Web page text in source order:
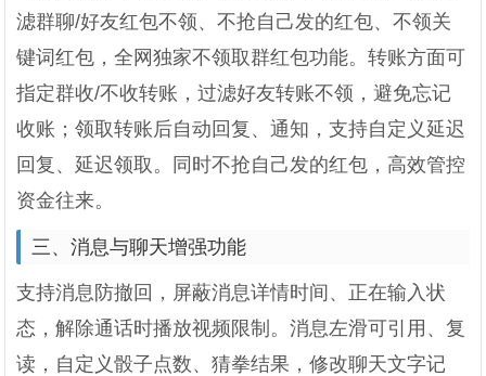
滤群聊/好友红包不领、不抢自己发的红包、不领关
键词红包，全网独家不领取群红包功能。转账方面可
指定群收/不收转账，过滤好友转账不领，避免忘记
收账；领取转账后自动回复、通知，支持自定义延迟
回复、延迟领取。同时不抢自己发的红包，高效管控
资金往来。
三、消息与聊天增强功能
支持消息防撤回，屏蔽消息详情时间、正在输入状
态，解除通话时播放视频限制。消息左滑可引用、复
读，自定义骰子点数、猜拳结果，修改聊天文字记